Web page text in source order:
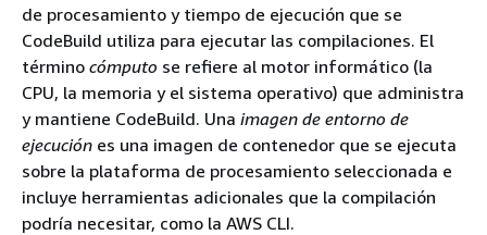
de procesamiento y tiempo de ejecución que se
CodeBuild utiliza para ejecutar las compilaciones. El
término cómputo se refiere al motor informático (la
CPU, la memoria y el sistema operativo) que administra
y mantiene CodeBuild. Una imagen de entorno de
ejecución es una imagen de contenedor que se ejecuta
sobre la plataforma de procesamiento seleccionada e
incluye herramientas adicionales que la compilación
podría necesitar, como la AWS CLI.